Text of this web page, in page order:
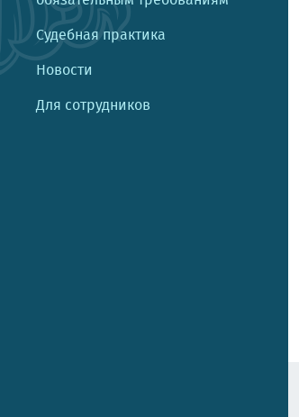
Судебная практика
Новости
Для сотрудников